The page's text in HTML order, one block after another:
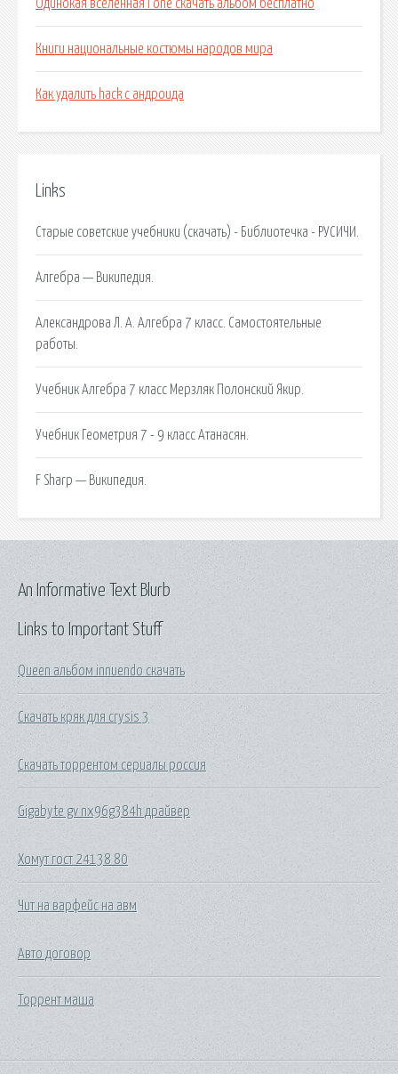
Одинокая вселенная l one скачать альбом бесплатно
Книги национальные костюмы народов мира
Как удалить hack с андроида
Links
Старые советские учебники (скачать) - Библиотечка - РУСИЧИ.
Алгебра — Википедия.
Александрова Л. А. Алгебра 7 класс. Самостоятельные
работы.
Учебник Алгебра 7 класс Мерзляк Полонский Якир.
Учебник Геометрия 7 - 9 класс Атанасян.
F Sharp — Википедия.
Links to Important Stuff
Queen альбом innuendo скачать
Скачать кряк для crysis 3
Скачать торрентом сериалы россия
Gigabyte gv nx96g384h драйвер
Хомут гост 24138 80
Чит на варфейс на авм
Авто договор
Торрент маша
An Informative Text Blurb